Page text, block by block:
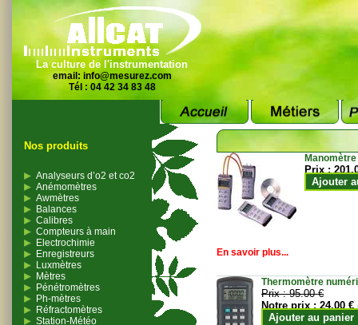
La culture de l'instrumentation
email: info@mesurez.com
Tél : 04 42 34 83 48
Nos produits
Analyseurs d’o2 et co2
Anémomètres
Awmètres
Balances
Calibres
Compteurs à main
Electrochimie
Enregistreurs
Luxmètres
Mètres
Pénétromètres
Ph-mètres
Réfractomètres
Station-Météo
Prix :
Ajouter
En savoir plus...
Thermomètre
Prix :95.00 €
Notre prix :24.00 €
Ajouter au panier